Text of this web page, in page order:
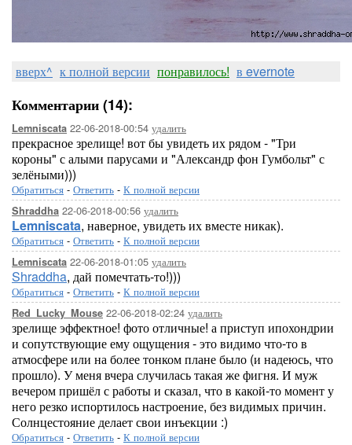
вверх^ к полной версии понравилось! в evernote
Комментарии (14):
Lemniscata 22-06-2018-00:54 удалить
прекрасное зрелище! вот бы увидеть их рядом - "Три
короны" с алыми парусами и "Александр фон Гумбольт" с
зелёными)))
Обратиться - Ответить - К полной версии
Shraddha 22-06-2018-00:56 удалить
Lemniscata, наверное, увидеть их вместе никак).
Обратиться - Ответить - К полной версии
Lemniscata 22-06-2018-01:05 удалить
Shraddha, дай помечтать-то!)))
Обратиться - Ответить - К полной версии
Red_Lucky_Mouse 22-06-2018-02:24 удалить
зрелище эффектное! фото отличные! а приступ ипохондрии
и сопутствующие ему ощущения - это видимо что-то в
атмосфере или на более тонком плане было (и надеюсь, что
прошло). У меня вчера случилась такая же фигня. И муж
вечером пришёл с работы и сказал, что в какой-то момент у
него резко испортилось настроение, без видимых причин.
Солнцестояние делает свои инъекции :)
Обратиться - Ответить - К полной версии